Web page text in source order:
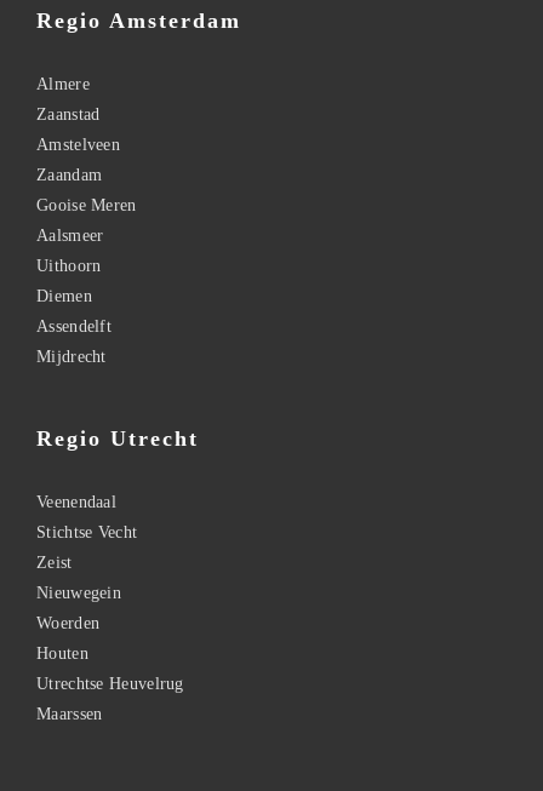
Regio Amsterdam
Almere
Zaanstad
Amstelveen
Zaandam
Gooise Meren
Aalsmeer
Uithoorn
Diemen
Assendelft
Mijdrecht
Regio Utrecht
Veenendaal
Stichtse Vecht
Zeist
Nieuwegein
Woerden
Houten
Utrechtse Heuvelrug
Maarssen